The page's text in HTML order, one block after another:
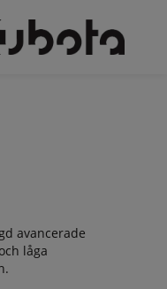
avancerade
låga